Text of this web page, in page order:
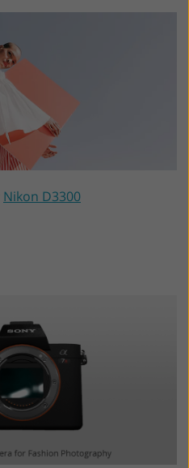
Nikon D3300